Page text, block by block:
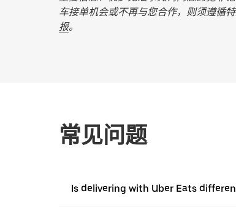
车接单机会或不再与您合作，则须遵循
报。
常见问题
Is delivering with Uber Eats